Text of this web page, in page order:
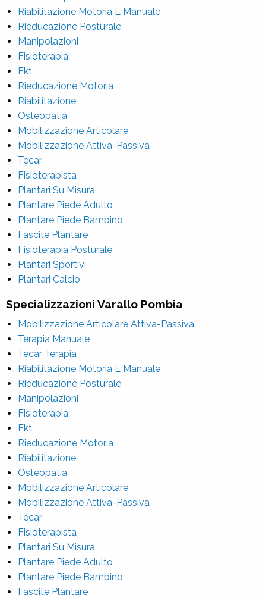
Riabilitazione Motoria E Manuale
Rieducazione Posturale
Manipolazioni
Fisioterapia
Fkt
Rieducazione Motoria
Riabilitazione
Osteopatia
Mobilizzazione Articolare
Mobilizzazione Attiva-Passiva
Tecar
Fisioterapista
Plantari Su Misura
Plantare Piede Adulto
Plantare Piede Bambino
Fascite Plantare
Fisioterapia Posturale
Plantari Sportivi
Plantari Calcio
Specializzazioni Varallo Pombia
Mobilizzazione Articolare Attiva-Passiva
Terapia Manuale
Tecar Terapia
Riabilitazione Motoria E Manuale
Rieducazione Posturale
Manipolazioni
Fisioterapia
Fkt
Rieducazione Motoria
Riabilitazione
Osteopatia
Mobilizzazione Articolare
Mobilizzazione Attiva-Passiva
Tecar
Fisioterapista
Plantari Su Misura
Plantare Piede Adulto
Plantare Piede Bambino
Fascite Plantare